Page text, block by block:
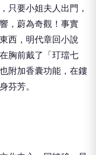
只要小姐夫人出門，
，蔚為奇觀！事實
西，明代章回小說
胸前戴了「玎璫七
附加香囊功能，在鏤
芬芳。